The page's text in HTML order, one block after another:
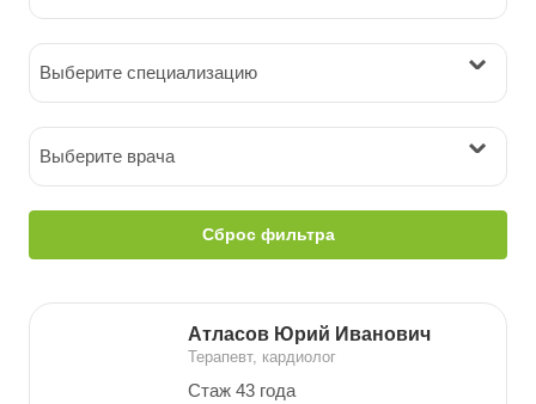
Выберите специализацию
Выберите врача
Сброс фильтра
Атласов Юрий Иванович
Терапевт, кардиолог
Стаж 43 года